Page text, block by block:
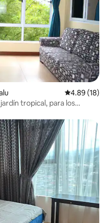
Calificación
4.89 (18)
tropical, para los